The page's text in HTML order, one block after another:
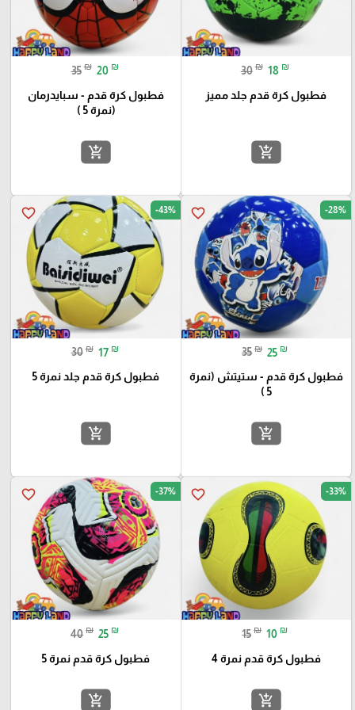
30 ₪ 18 ₪
فطبول كرة قدم جلد مميز
add_shopping_cart
35 ₪ 20 ₪
فطبول كرة قدم - سبايدرمان
(نمرة 5 )
add_shopping_cart
favorite_border -28%
35 ₪ 25 ₪
فطبول كرة قدم - ستيتش (نمرة
5 )
add_shopping_cart
favorite_border -43%
30 ₪ 17 ₪
فطبول كرة قدم جلد نمرة 5
add_shopping_cart
favorite_border -33%
15 ₪ 10 ₪
فطبول كرة قدم نمرة 4
add_shopping_cart
favorite_border -37%
40 ₪ 25 ₪
فطبول كرة قدم نمرة 5
add_shopping_cart